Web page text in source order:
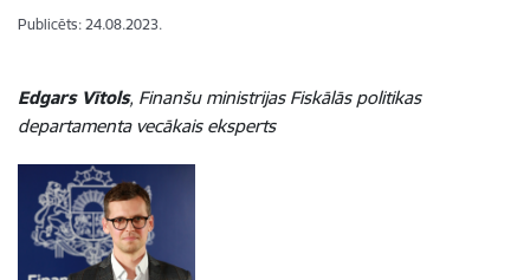
Publicēts: 24.08.2023.
Edgars Vītols, Finanšu ministrijas Fiskālās politikas
departamenta vecākais eksperts